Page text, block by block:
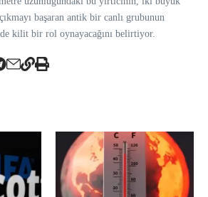
başaran antik bir canlı grubunun
kilit bir rol oynayacağını belirtiyor.